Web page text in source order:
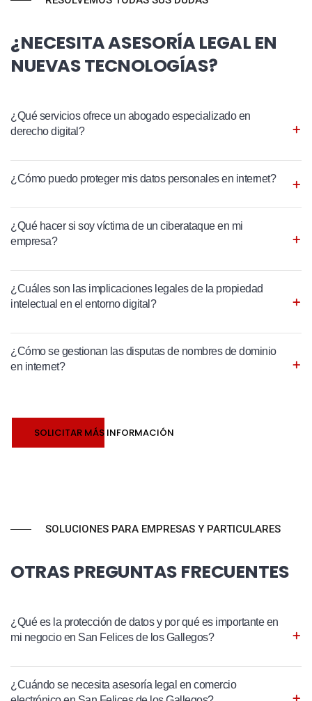
¿NECESITA ASESORÍA LEGAL EN
NUEVAS TECNOLOGÍAS?
¿Qué servicios ofrece un abogado especializado en
derecho digital?
¿Cómo puedo proteger mis datos personales en internet?
¿Qué hacer si soy víctima de un ciberataque en mi
empresa?
¿Cuáles son las implicaciones legales de la propiedad
intelectual en el entorno digital?
¿Cómo se gestionan las disputas de nombres de dominio
en internet?
SOLICITAR MÁS INFORMACIÓN
SOLUCIONES PARA EMPRESAS Y PARTICULARES
OTRAS PREGUNTAS FRECUENTES
¿Qué es la protección de datos y por qué es importante en
mi negocio en San Felices de los Gallegos?
¿Cuándo se necesita asesoría legal en comercio